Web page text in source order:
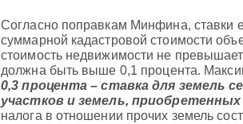
Согласно поправкам Минфина, ставки
суммарной кадастровой стоимости
стоимость недвижимости не
должна быть выше 0,1 процента.
0,3 процента – ставка для земель
участков и земель,
налога в отношении прочих земель